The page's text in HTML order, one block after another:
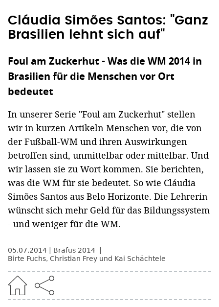
Cláudia Simões Santos: "Ganz
Brasilien lehnt sich auf"
Foul am Zuckerhut - Was die WM 2014 in
Brasilien für die Menschen vor Ort
bedeutet
In unserer Serie "Foul am Zuckerhut" stellen
wir in kurzen Artikeln Menschen vor, die von
der Fußball-WM und ihren Auswirkungen
betroffen sind, unmittelbar oder mittelbar. Und
wir lassen sie zu Wort kommen. Sie berichten,
was die WM für sie bedeutet. So wie Cláudia
Simões Santos aus Belo Horizonte. Die Lehrerin
wünscht sich mehr Geld für das Bildungssystem
- und weniger für die WM.
05.07.2014
Brafus 2014
Birte Fuchs, Christian Frey und Kai Schächtele